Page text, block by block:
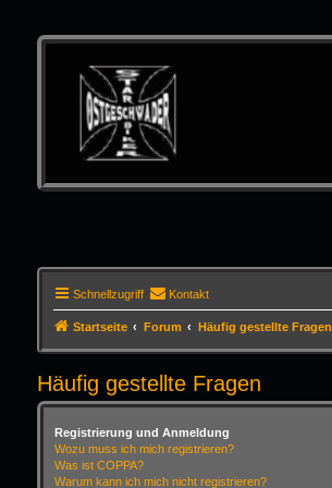
Schnellzugriff Kontakt
Startseite Forum Häufig gestellte Fragen
Häufig gestellte Fragen
Registrierung und Anmeldung
Wozu muss ich mich registrieren?
Was ist COPPA?
Warum kann ich mich nicht registrieren?